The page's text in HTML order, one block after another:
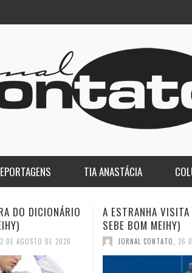
TIA ANASTÁCIA
DO “VAR” (JC
26 DE JULHO DE 2026
QUASE: A PIOR
DICIONÁRIO (JC
JORNAL CONTATO 19